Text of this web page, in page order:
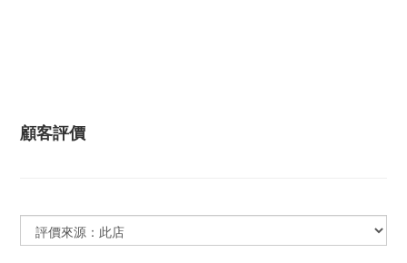
顧客評價